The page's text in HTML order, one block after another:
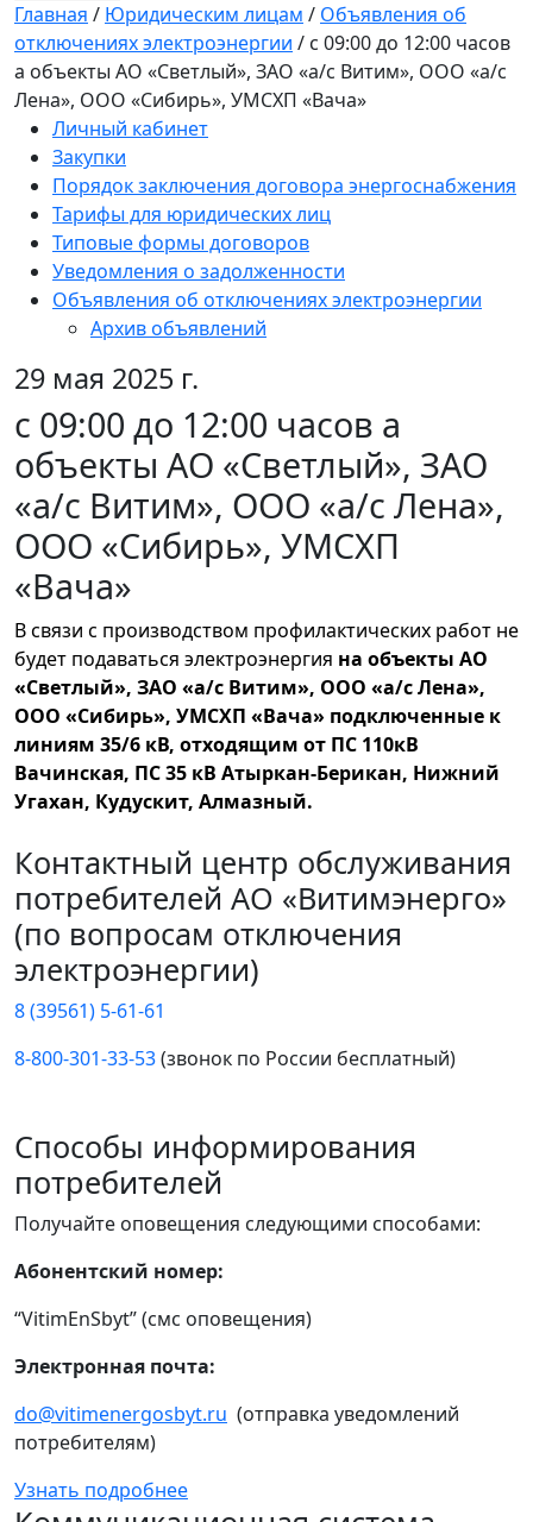
Главная / Юридическим лицам / Объявления об
отключениях электроэнергии / с 09:00 до 12:00 часов
а объекты АО «Светлый», ЗАО «а/с Витим», ООО «а/с
Лена», ООО «Сибирь», УМСХП «Вача»
Личный кабинет
Закупки
Порядок заключения договора энергоснабжения
Тарифы для юридических лиц
Типовые формы договоров
Уведомления о задолженности
Объявления об отключениях электроэнергии
Архив объявлений
29 мая 2025 г.
с 09:00 до 12:00 часов а
объекты АО «Светлый», ЗАО
«а/с Витим», ООО «а/с Лена»,
ООО «Сибирь», УМСХП
«Вача»
В связи с производством профилактических работ не
будет подаваться электроэнергия на объекты АО
«Светлый», ЗАО «а/с Витим», ООО «а/с Лена»,
ООО «Сибирь», УМСХП «Вача» подключенные к
линиям 35/6 кВ, отходящим от ПС 110кВ
Вачинская, ПС 35 кВ Атыркан-Берикан, Нижний
Угахан, Кудускит, Алмазный.
Контактный центр обслуживания
потребителей АО «Витимэнерго»
(по вопросам отключения
электроэнергии)
8 (39561) 5-61-61
8-800-301-33-53(звонок по России бесплатный)
Способы информирования
потребителей
Получайте оповещения следующими способами:
Абонентский номер:
“VitimEnSbyt” (смс оповещения)
Электронная почта:
do@vitimenergosbyt.ru (отправка уведомлений
потребителям)
Узнать подробнее